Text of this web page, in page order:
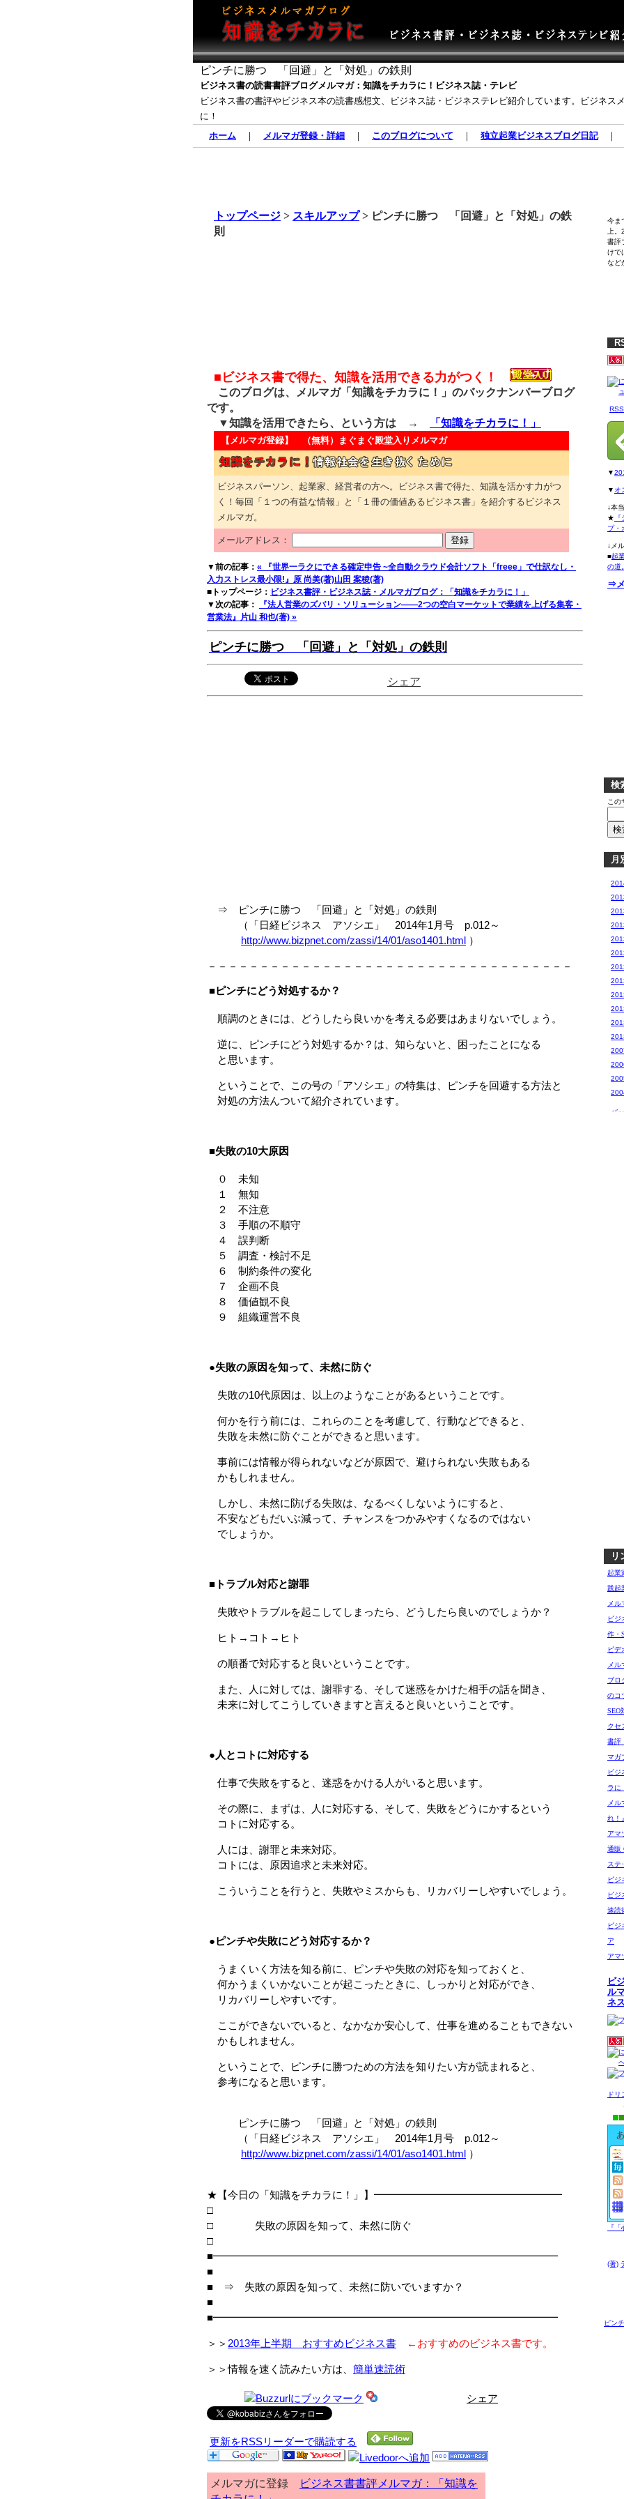
ピンチに勝つ 「回避」と「対処」の鉄則
ビジネス書の読書書評ブログメルマガ：知識をチカラに！ビジネス誌・テレビ
ビジネス書の書評やビジネス本の読書感想文、ビジネス誌・ビジネステレビ紹介しています。ビジネス
に！
ホーム ｜ メルマガ登録・詳細 ｜ このブログについて ｜ 独立起業ビジネスブログ日記
トップページ > スキルアップ> ピンチに勝つ 「回避」と「対処」の鉄
則
■ビジネス書で得た、知識を活用できる力がつく！
このブログは、メルマガ「知識をチカラに！」のバックナンバーブログ
です。
▼知識を活用できたら、という方は →
「知識をチカラに！」
【メルマガ登録】 （無料） まぐまぐ殿堂入りメルマガ
ビジネスパーソン、起業家、経営者の方へ。ビジネス書で得た、知識を活かす力がつ
く！毎回「１つの有益な情報」と「１冊の価値あるビジネス書」を紹介するビジネス
メルマガ。
メールアドレス：
▼前の記事： « 『世界一ラクにできる確定申告 ~全自動クラウド会計ソフト「freee」で仕訳なし・
入力ストレス最小限!』原 尚美(著)山田 案稜(著)
■トップページ： ビジネス書評・ビジネス誌・メルマガブログ：「知識をチカラに！」
▼次の記事：
『法人営業のズバリ・ソリューション――2つの空白マーケットで業績を上げる集客・
営業法』片山 和也(著) »
ピンチに勝つ 「回避」と「対処」の鉄則
シェア
⇒ ピンチに勝つ 「回避」と「対処」の鉄則
（「日経ビジネス アソシエ」 2014年1月号 p.012～
http://www.bizpnet.com/zassi/14/01/aso1401.html ）
－－－－－－－－－－－－－－－－－－－－－－－－－－－－－－－－－－－
■ピンチにどう対処するか？
順調のときには、どうしたら良いかを考える必要はあまりないでしょう。
逆に、ピンチにどう対処するか？は、知らないと、困ったことになる
と思います。
ということで、この号の「アソシエ」の特集は、ピンチを回避する方法と
対処の方法んついて紹介されています。
■失敗の10大原因
０ 未知
１ 無知
２ 不注意
３ 手順の不順守
４ 誤判断
５ 調査・検討不足
６ 制約条件の変化
７ 企画不良
８ 価値観不良
９ 組織運営不良
●失敗の原因を知って、未然に防ぐ
失敗の10代原因は、以上のようなことがあるということです。
何かを行う前には、これらのことを考慮して、行動などできると、
失敗を未然に防ぐことができると思います。
事前には情報が得られないなどが原因で、避けられない失敗もある
かもしれません。
しかし、未然に防げる失敗は、なるべくしないようにすると、
不安などもだいぶ減って、チャンスをつかみやすくなるのではない
でしょうか。
■トラブル対応と謝罪
失敗やトラブルを起こしてしまったら、どうしたら良いのでしょうか？
ヒト→コト→ヒト
の順番で対応すると良いということです。
また、人に対しては、謝罪する、そして迷惑をかけた相手の話を聞き、
未来に対してこうしていきますと言えると良いということです。
●人とコトに対応する
仕事で失敗をすると、迷惑をかける人がいると思います。
その際に、まずは、人に対応する、そして、失敗をどうにかするという
コトに対応する。
人には、謝罪と未来対応。
コトには、原因追求と未来対応。
こういうことを行うと、失敗やミスからも、リカバリーしやすいでしょう。
●ピンチや失敗にどう対応するか？
うまくいく方法を知る前に、ピンチや失敗の対応を知っておくと、
何かうまくいかないことが起こったときに、しっかりと対応ができ、
リカバリーしやすいです。
ここができないでいると、なかなか安心して、仕事を進めることもできない
かもしれません。
ということで、ピンチに勝つための方法を知りたい方が読まれると、
参考になると思います。
ピンチに勝つ 「回避」と「対処」の鉄則
（「日経ビジネス アソシエ」 2014年1月号 p.012～
http://www.bizpnet.com/zassi/14/01/aso1401.html ）
★【今日の「知識をチカラに！」】━━━━━━━━━━━━━━━━━━
□
□ 失敗の原因を知って、未然に防ぐ
□
■━━━━━━━━━━━━━━━━━━━━━━━━━━━━━━━━━
■
■ ⇒ 失敗の原因を知って、未然に防いでいますか？
■
■━━━━━━━━━━━━━━━━━━━━━━━━━━━━━━━━━
＞＞ 2013年上半期 おすすめビジネス書 ←おすすめのビジネス書です。
＞＞情報を速く読みたい方は、 簡単速読術
シェア
更新をRSSリーダーで購読する
メルマガに登録
ビジネス書書評メルマガ：「知識を
今ま
上
書評
けで
など
▼
▼ オ
↓本
★
プ・
↓メ
■起
の道
⇒
検
この
月
バ
リ
起業
践起
メ
ビジ
作・
ビデ
メル
ブロ
のコ
SEO
クセ
書評
マガ
ビジ
ラに
メ
れ！
アマ
通販
ステ
ビジ
ビジ
速読
ビ
ア
アマ
ビ
ル
ネ
ド
『
(著)
ピン